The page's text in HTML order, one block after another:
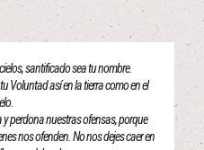
santificado sea tu nombre.
Voluntad así en la tierra como en el
perdona nuestras ofensas, porque
nos ofenden. No nos dejes caer en